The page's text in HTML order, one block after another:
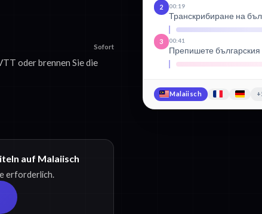
Sofort
oder brennen Sie die
auf Malaiisch
erforderlich.
2 00:19
Транскрибиране на
3 00:41
Препишете българския
Malaiisch